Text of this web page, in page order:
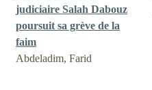
judiciaire Salah Dabouz
poursuit sa grève de la
faim
Abdeladim, Farid